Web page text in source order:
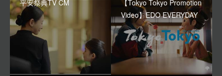
平安祭典TV CM
【Tokyo Tokyo Promotion
Video】EDO EVERYDAY